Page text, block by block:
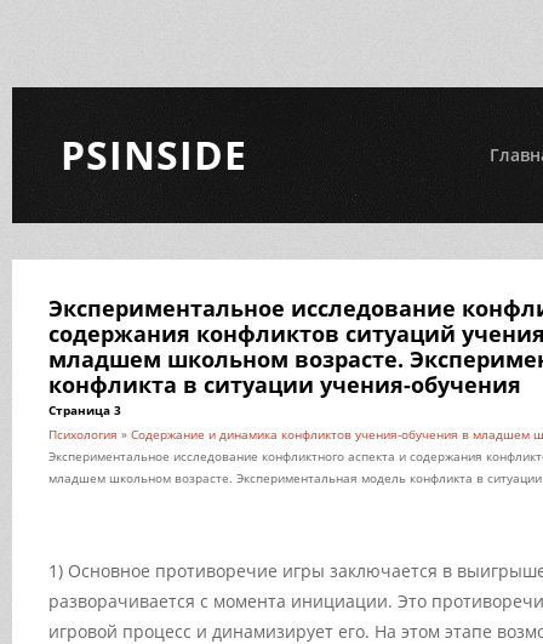
PSINSIDE
Экспериментальное исследование
содержания конфликтов ситуаций
младшем школьном возрасте.
конфликта в ситуации учения-обучения
Страница 3
Психология » Содержание и динамика конфликтов учения-обучения в младшем
Экспериментальное исследование конфликтного аспекта и содержания
младшем школьном возрасте. Экспериментальная модель конфликта в
1) Основное противоречие игры заключается в
разворачивается с момента инициации. Это
игровой процесс и динамизирует его. На этом этапе